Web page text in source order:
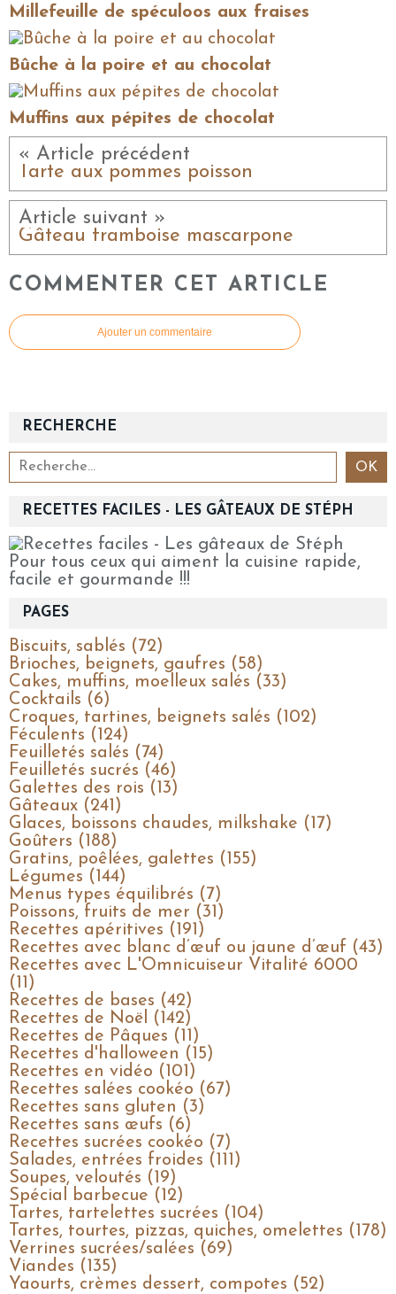
Millefeuille de spéculoos aux fraises
Bûche à la poire et au chocolat
Muffins aux pépites de chocolat
« Article précédent
Tarte aux pommes poisson
Article suivant »
Gâteau framboise mascarpone
COMMENTER CET ARTICLE
Ajouter un commentaire
RECHERCHE
RECETTES FACILES - LES GÂTEAUX DE STÉPH
Pour tous ceux qui aiment la cuisine rapide,
facile et gourmande !!!
PAGES
Biscuits, sablés (72)
Brioches, beignets, gaufres (58)
Cakes, muffins, moelleux salés (33)
Cocktails (6)
Croques, tartines, beignets salés (102)
Féculents (124)
Feuilletés salés (74)
Feuilletés sucrés (46)
Galettes des rois (13)
Gâteaux (241)
Glaces, boissons chaudes, milkshake (17)
Goûters (188)
Gratins, poêlées, galettes (155)
Légumes (144)
Menus types équilibrés (7)
Poissons, fruits de mer (31)
Recettes apéritives (191)
Recettes avec blanc d’œuf ou jaune d’œuf (43)
Recettes avec L'Omnicuiseur Vitalité 6000
(11)
Recettes de bases (42)
Recettes de Noël (142)
Recettes de Pâques (11)
Recettes d'halloween (15)
Recettes en vidéo (101)
Recettes salées cookéo (67)
Recettes sans gluten (3)
Recettes sans œufs (6)
Recettes sucrées cookéo (7)
Salades, entrées froides (111)
Soupes, veloutés (19)
Spécial barbecue (12)
Tartes, tartelettes sucrées (104)
Tartes, tourtes, pizzas, quiches, omelettes (178)
Verrines sucrées/salées (69)
Viandes (135)
Yaourts, crèmes dessert, compotes (52)